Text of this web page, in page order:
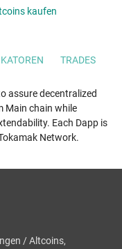
kaufen
TRADES
assure decentralized
Main chain while
Each Dapp is
Network.
/ Altcoins,